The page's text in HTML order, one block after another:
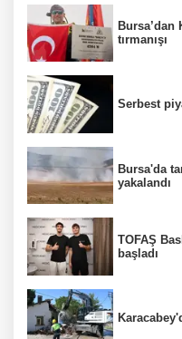
Bursa’dan
tırmanışı
Serbest
Bursa'da
yakalandı
TOFAŞ
başladı